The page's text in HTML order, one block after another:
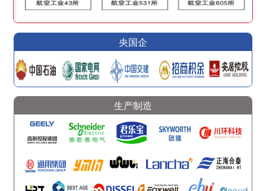
央国企
生产制造